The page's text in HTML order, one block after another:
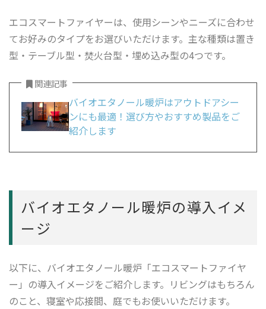
エコスマートファイヤーは、使用シーンやニーズに合わせ
てお好みのタイプをお選びいただけます。主な種類は置き
型・テーブル型・焚火台型・埋め込み型の4つです。
関連記事
バイオエタノール暖炉はアウトドアシー
ンにも最適！選び方やおすすめ製品をご
紹介します
バイオエタノール暖炉の導入イメ
ージ
以下に、バイオエタノール暖炉「エコスマートファイヤ
ー」の導入イメージをご紹介します。リビングはもちろん
のこと、寝室や応接間、庭でもお使いいただけます。